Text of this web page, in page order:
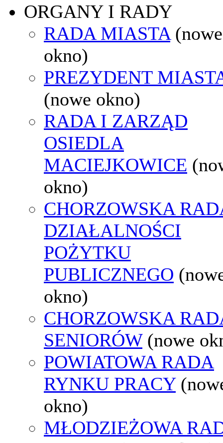
ORGANY I RADY
RADA MIASTA (nowe
okno)
PREZYDENT
(nowe okno)
RADA I ZARZĄD
OSIEDLA
MACIEJKOWICE
okno)
CHORZOWSKA
DZIAŁALNOŚCI
POŻYTKU
PUBLICZNEGO
okno)
CHORZOWSKA
SENIORÓW (nowe
POWIATOWA RADA
RYNKU PRACY
okno)
MŁODZIEŻOWA